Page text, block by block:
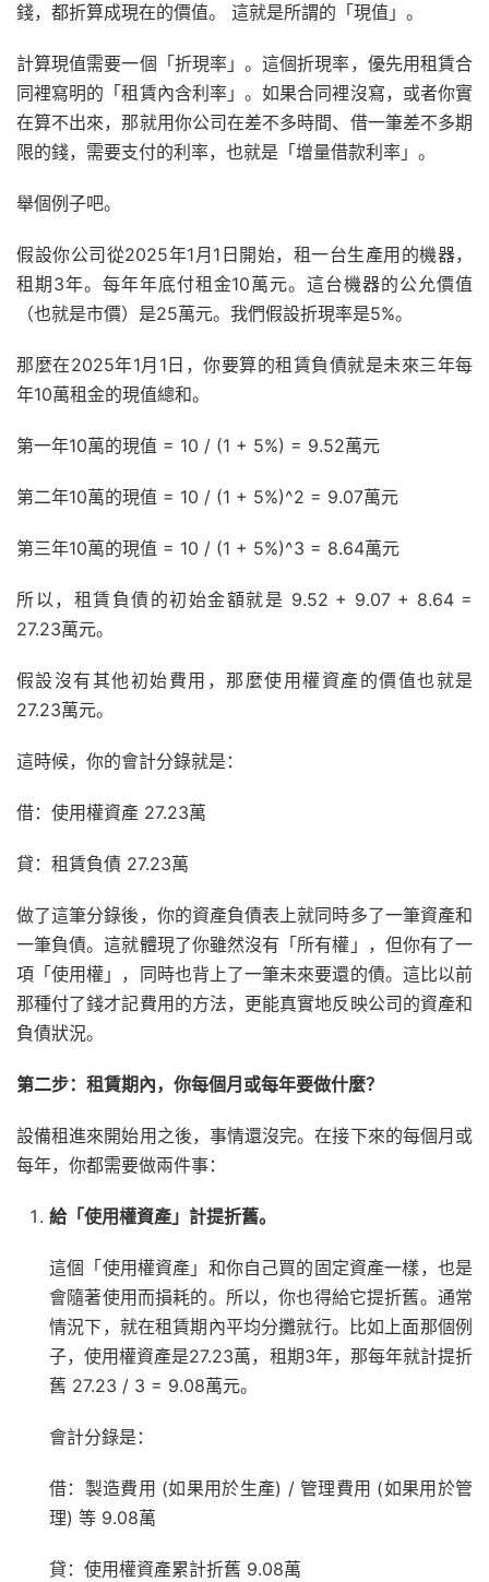
錢，都折算成現在的價值。 這就是所謂的「現值」。
計算現值需要一個「折現率」。這個折現率，優先用租賃合
同裡寫明的「租賃內含利率」。如果合同裡沒寫，或者你實
在算不出來，那就用你公司在差不多時間、借一筆差不多期
限的錢，需要支付的利率，也就是「增量借款利率」。
舉個例子吧。
假設你公司從2025年1月1日開始，租一台生產用的機器，
租期3年。每年年底付租金10萬元。這台機器的公允價值
（也就是市價）是25萬元。我們假設折現率是5%。
那麼在2025年1月1日，你要算的租賃負債就是未來三年每
年10萬租金的現值總和。
第一年10萬的現值 = 10 / (1 + 5%) = 9.52萬元
第二年10萬的現值 = 10 / (1 + 5%)^2 = 9.07萬元
第三年10萬的現值 = 10 / (1 + 5%)^3 = 8.64萬元
所以，租賃負債的初始金額就是 9.52 + 9.07 + 8.64 =
27.23萬元。
假設沒有其他初始費用，那麼使用權資產的價值也就是
27.23萬元。
這時候，你的會計分錄就是：
借：使用權資產 27.23萬
貸：租賃負債 27.23萬
做了這筆分錄後，你的資產負債表上就同時多了一筆資產和
一筆負債。這就體現了你雖然沒有「所有權」，但你有了一
項「使用權」，同時也背上了一筆未來要還的債。這比以前
那種付了錢才記費用的方法，更能真實地反映公司的資產和
負債狀況。
第二步：租賃期內，你每個月或每年要做什麼？
設備租進來開始用之後，事情還沒完。在接下來的每個月或
每年，你都需要做兩件事：
給「使用權資產」計提折舊。
這個「使用權資產」和你自己買的固定資產一樣，也是
會隨著使用而損耗的。所以，你也得給它提折舊。通常
情況下，就在租賃期內平均分攤就行。比如上面那個例
子，使用權資產是27.23萬，租期3年，那每年就計提折
舊 27.23 / 3 = 9.08萬元。
會計分錄是：
借：製造費用 (如果用於生產) / 管理費用 (如果用於管
理) 等 9.08萬
貸：使用權資產累計折舊 9.08萬